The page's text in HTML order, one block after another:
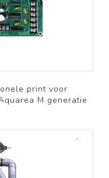
print voor
M generatie